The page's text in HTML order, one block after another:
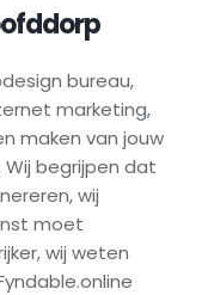
bureau,
marketing,
maken van jouw
begrijpen dat
wij
moet
wij weten